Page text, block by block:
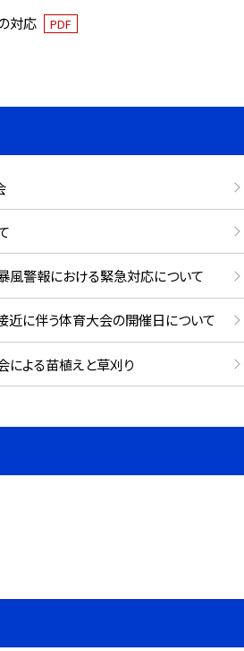
対応 PDF
風警報における緊急対応について
近に伴う体育大会の開催日について
による苗植えと草刈り